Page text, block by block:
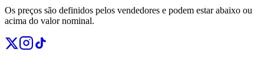
Os preços são definidos pelos vendedores e podem estar abaixo ou
acima do valor nominal.